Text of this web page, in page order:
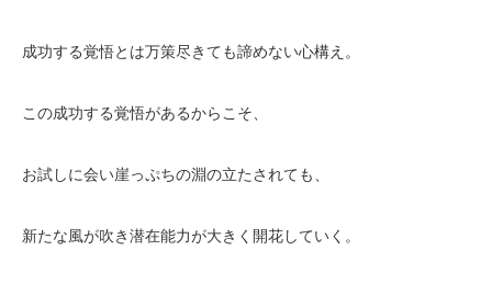
成功する覚悟とは万策尽きても諦めない心構え。
この成功する覚悟があるからこそ、
お試しに会い崖っぷちの淵の立たされても、
新たな風が吹き潜在能力が大きく開花していく。